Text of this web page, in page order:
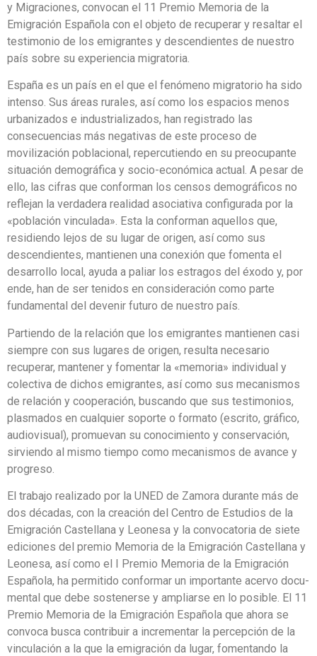
y Migraciones, convocan el 11 Premio Memoria de la
Emigración Española con el objeto de recuperar y resaltar el
testimonio de los emigrantes y descendientes de nuestro
país sobre su experiencia migratoria.
España es un país en el que el fenómeno migratorio ha sido
intenso. Sus áreas rurales, así como los espacios menos
urbanizados e industrializados, han registrado las
consecuencias más negativas de este proceso de
movilización poblacional, repercutiendo en su preocu­pante
situación demográfica y socio-económica actual. A pesar de
ello, las cifras que con­forman los censos demográficos no
reflejan la verdadera realidad asociativa configurada por la
«población vinculada». Esta la conforman aquellos que,
residiendo lejos de su lugar de origen, así como sus
descendientes, mantienen una conexión que fomenta el
desarrollo local, ayuda a paliar los estragos del éxodo y, por
ende, han de ser tenidos en considera­ción como parte
fundamental del devenir futuro de nuestro país.
Partiendo de la relación que los emigrantes mantienen casi
siempre con sus lugares de origen, resulta necesario
recuperar, mantener y fomentar la «memoria» individual y
colecti­va de dichos emigrantes, así como sus mecanismos
de relación y cooperación, buscando que sus testimonios,
plasmados en cualquier soporte o formato (escrito, gráfico,
audiovi­sual), promuevan su conocimiento y conservación,
sirviendo al mismo tiempo como meca­nismos de avance y
progreso.
El trabajo realizado por la UNED de Zamora durante más de
dos décadas, con la creación del Centro de Estudios de la
Emigración Castellana y Leonesa y la convocatoria de siete
edi­ciones del premio Memoria de la Emigración Castellana y
Leonesa, así como el I Premio Memoria de la Emigración
Española, ha permitido conformar un importante acervo docu­
mental que debe sostenerse y ampliarse en lo posible. El 11
Premio Memoria de la Emigra­ción Española que ahora se
convoca busca contribuir a incrementar la percepción de la
vin­culación a la que la emigración da lugar, fomentando la